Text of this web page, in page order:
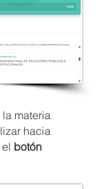
materia
hacia
botón